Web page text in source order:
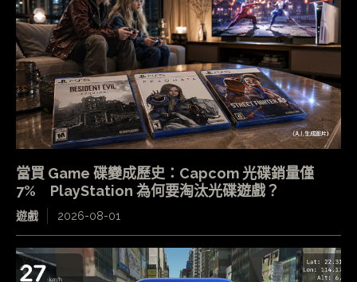
當買 Game 碟變成歷史：Capcom 光碟銷量僅
7% PlayStation 為何要淘汰光碟遊戲？
遊戲 2026-08-01